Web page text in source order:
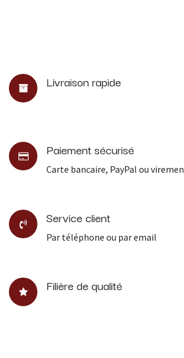
Livraison rapide
Paiement sécurisé
Carte bancaire, PayPal ou
Service client
Par téléphone ou par email
Filière de qualité